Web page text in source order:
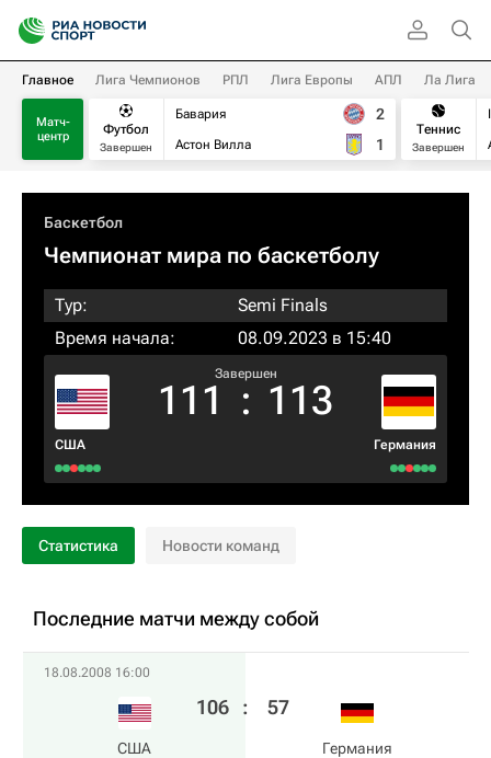
Главное Лига Чемпионов РПЛ Лига Европы АПЛ Ла Лига
Матч-
центр
Футбол
Завершен
Бавария
Астон Вилла
2
1
Теннис
Завершен
Баскетбол
Чемпионат мира по баскетболу
Тур:
Semi Finals
Время начала:
08.09.2023 в 15:40
США
Завершен
111 : 113
Германия
Статистика Новости команд
Последние матчи между собой
18.08.2008 16:00
США
106 : 57
Германия